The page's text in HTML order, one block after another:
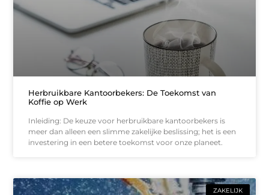
Herbruikbare Kantoorbekers: De Toekomst van
Koffie op Werk
Inleiding: De keuze voor herbruikbare kantoorbekers is
meer dan alleen een slimme zakelijke beslissing; het is een
investering in een betere toekomst voor onze planeet.
ZAKELIJK